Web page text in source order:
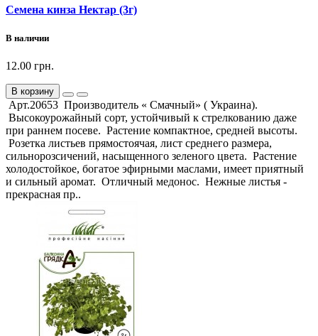
Семена кинза Нектар (3г)
В наличии
12.00 грн.
В корзину
Арт.20653 Производитель « Смачный» ( Украина).
Высокоурожайный сорт, устойчивый к стрелкованию даже
при раннем посеве. Растение компактное, средней высоты.
Розетка листьев прямостоячая, лист среднего размера,
сильнорозсичений, насыщенного зеленого цвета. Растение
холодостойкое, богатое эфирными маслами, имеет приятный
и сильный аромат. Отличный медонос. Нежные листья -
прекрасная пр..